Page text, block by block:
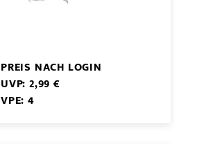
PREIS NACH LOGIN
UVP: 2,99 €
VPE: 4